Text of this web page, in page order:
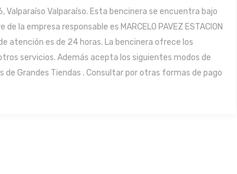
Valparaíso. Esta bencinera se encuentra bajo
la empresa responsable es MARCELO PAVEZ ESTACION
atención es de 24 horas. La bencinera ofrece los
servicios. Además acepta los siguientes modos de
Grandes Tiendas . Consultar por otras formas de pago